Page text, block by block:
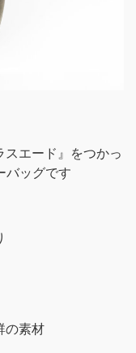
エード』をつかっ
バッグです
の素材